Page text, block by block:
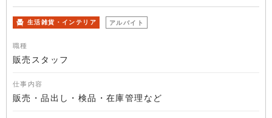
生活雑貨・インテリア アルバイト
職種
販売スタッフ
仕事内容
販売・品出し・検品・在庫管理など